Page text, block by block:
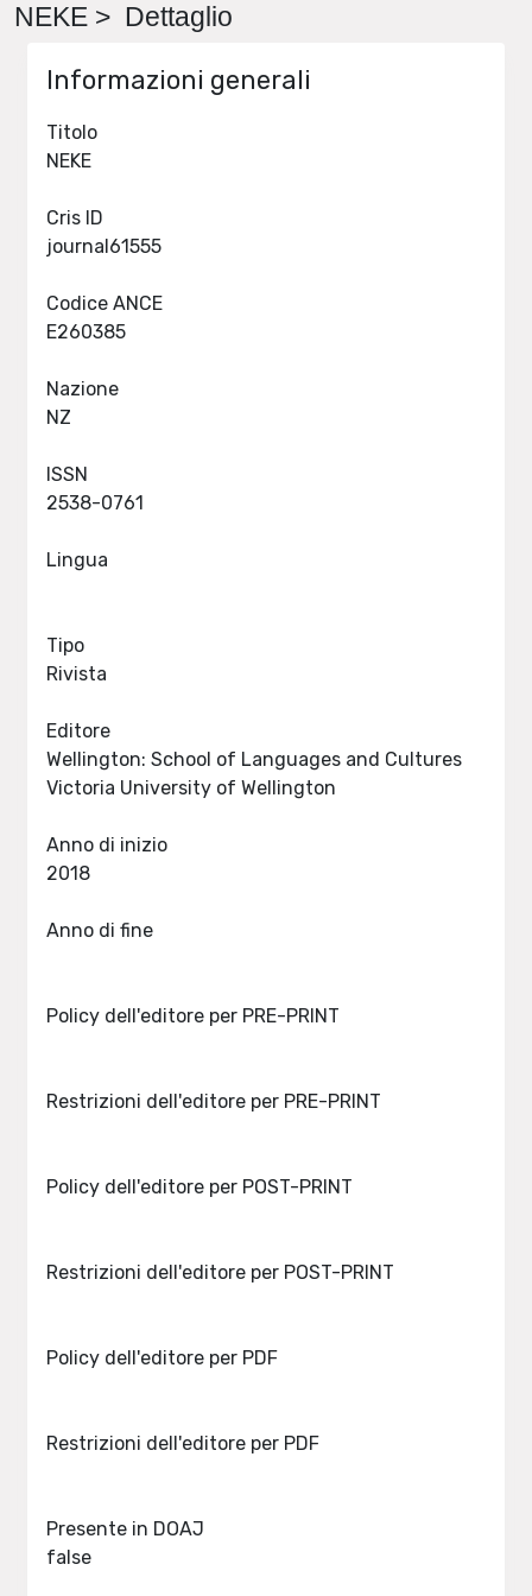
NEKE > Dettaglio
Informazioni generali
Titolo
Cris ID
Codice ANCE
Nazione
ISSN
Lingua
Tipo
Rivista
Editore
Wellington: School of Languages and Cultures
Anno di inizio
Anno di fine
Policy dell'editore per PRE-PRINT
Restrizioni dell'editore per PRE-PRINT
Policy dell'editore per POST-PRINT
Restrizioni dell'editore per POST-PRINT
Policy dell'editore per PDF
Restrizioni dell'editore per PDF
Presente in DOAJ